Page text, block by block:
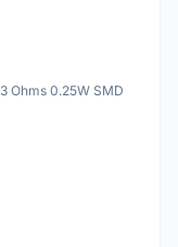
Ohms 0.25W SMD